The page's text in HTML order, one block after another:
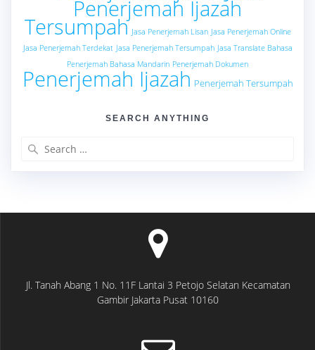
Penerjemah Ijazah
Tersumpah Jasa Penerjemah Lisan Jasa Penerjemah Online
Jasa Penerjemah Terdekat Jasa Penerjemah Tersumpah Jasa Translate Bahasa
Penerjemah Bahasa Mandarin Penerjemah Dokumen
Penerjemah Ijazah Penerjemah Tersumpah
SEARCH ANYTHING
Jl. Tanah Abang 1 No. 11F Lantai 3 Petojo Selatan Kecamatan
Gambir Jakarta Pusat 10160